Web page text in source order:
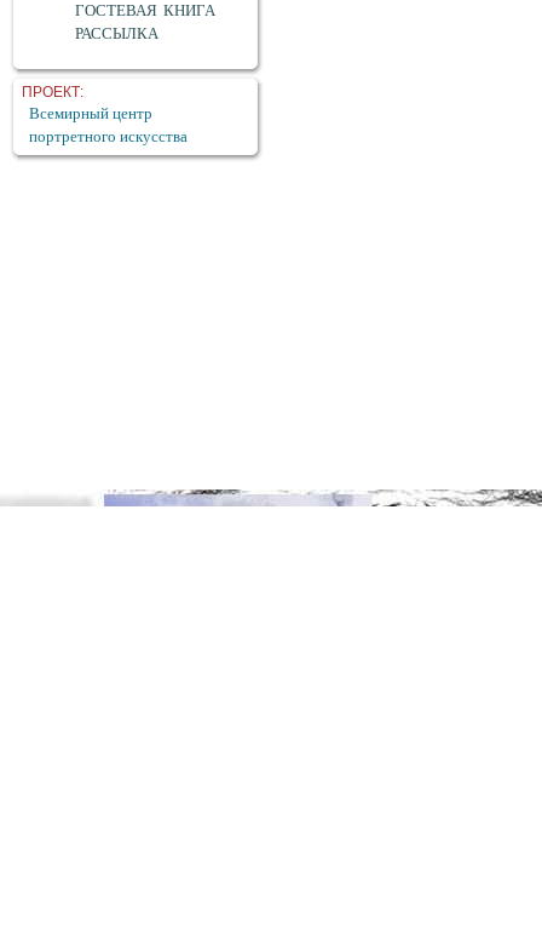
ГОСТЕВАЯ КНИГА
РАССЫЛКА
ПРОЕКТ:
Всемирный центр
портретного искусства